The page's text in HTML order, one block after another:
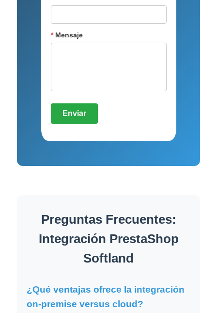
Preguntas Frecuentes:
Integración PrestaShop
Softland
¿Qué ventajas ofrece la integración
on-premise versus cloud?